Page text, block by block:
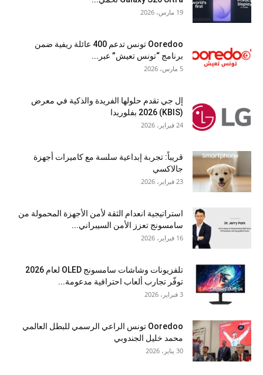
19 مارس، 2026
Ooredoo تونس تدعم 400 عائلة ريفية ضمن
برنامج “تونس تعيش” عبر...
5 مارس، 2026
إل جي تقدم حلولها الفريدة والذكية في معرض
(KBIS) 2026 بفلوريدا
24 فبراير، 2026
قريباً: تجربة إبداعية سلسة مع كاميرات أجهزة
جالاكسي
23 فبراير، 2026
استراتيجية انعدام الثقة لأمن الأجهزة المحمولة من
سامسونج تعزز الأمن السيبراني...
16 فبراير، 2026
تلفزيونات وشاشات سامسونج OLED لعام 2026
توفّر تجارب ألعاب احترافية مدعومة...
3 فبراير، 2026
Ooredoo تونس الراعي الرسمي للبطل العالمي
محمد خليل الجندوبي
30 يناير، 2026